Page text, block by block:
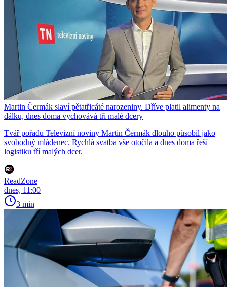
Martin Čermák slaví pětatřicáté narozeniny. Dříve platil alimenty na
dálku, dnes doma vychovává tři malé dcery
Tvář pořadu Televizní noviny Martin Čermák dlouho působil jako
svobodný mládenec. Rychlá svatba vše otočila a dnes doma řeší
logistiku tří malých dcer.
ReadZone
dnes, 11:00
3 min